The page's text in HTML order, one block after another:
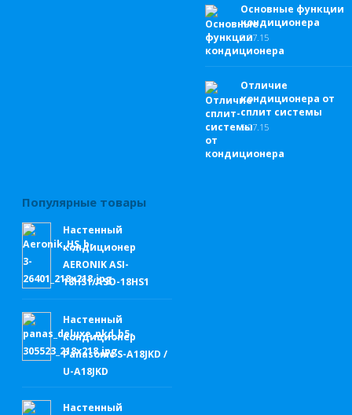
Основные функции
кондиционера
6.07.15
Отличие
кондиционера от
сплит системы
5.07.15
Популярные товары
Настенный
кондиционер
AERONIK ASI-
18HS1/ASO-18HS1
Настенный
кондиционер
Panasonic S-A18JKD /
U-A18JKD
Настенный